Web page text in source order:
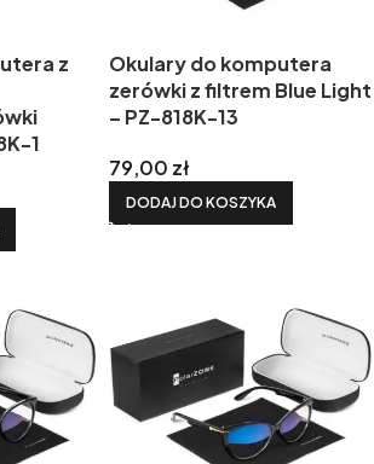
z
1
Okulary do komputera
zerówki z filtrem Blue Light
– PZ-818K-13
79,00 zł
DODAJ DO KOSZYKA